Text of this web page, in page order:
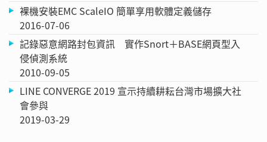
裸機安裝EMC ScaleIO 簡單享用軟體定義儲存
2016-07-06
記錄惡意網路封包資訊 實作Snort＋BASE網頁型入
侵偵測系統
2010-09-05
LINE CONVERGE 2019 宣示持續耕耘台灣市場擴大社
會參與
2019-03-29